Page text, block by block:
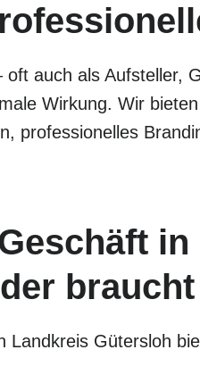
oft auch als Aufsteller,
Wirkung. Wir
professionelles
braucht
Landkreis Gütersloh